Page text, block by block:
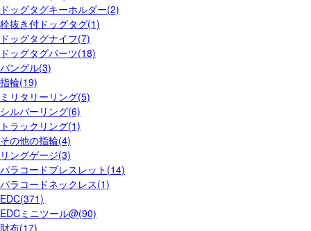
ドッグタグキーホルダー(2)
栓抜き付ドッグタグ(1)
ドッグタグナイフ(7)
ドッグタグパーツ(18)
バングル(3)
指輪(19)
ミリタリーリング(5)
シルバーリング(6)
トラックリング(1)
その他の指輪(4)
リングゲージ(3)
パラコードブレスレット(14)
パラコードネックレス(1)
EDC(371)
EDCミニツール@(90)
財布(17)